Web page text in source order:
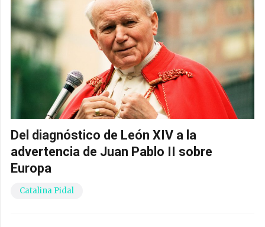
Del diagnóstico de León XIV a la
advertencia de Juan Pablo II sobre
Europa
Catalina Pidal